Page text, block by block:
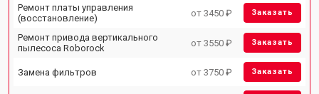
Ремонт платы управления
(восстановление)
от 3450 ₽ Заказать
Ремонт привода вертикального
пылесоса Roborock
от 3550 ₽ Заказать
Замена фильтров от 3750 ₽ Заказать